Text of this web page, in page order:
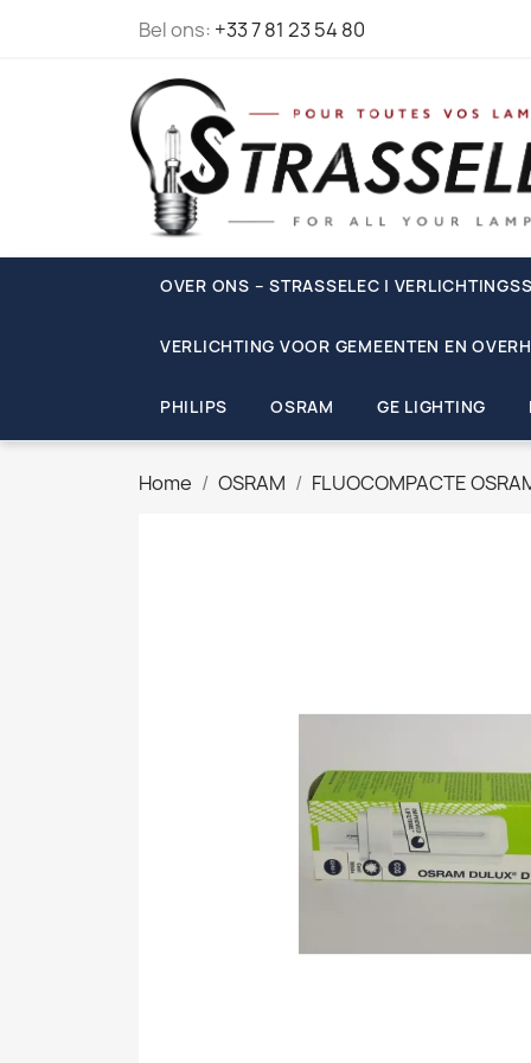
Bel ons: +33 7 81 23 54 80
OVER ONS – STRASSELEC |
VERLICHTING VOOR GEMEENTEN EN
PHILIPS OSRAM GE LIGHTING
Home OSRAM FLUOCOMPACTE